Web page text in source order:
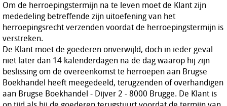
Om de herroepingstermijn na te leven moet de Klant zijn
mededeling betreffende zijn uitoefening van het
herroepingsrecht verzenden voordat de herroepingstermijn is
verstreken.
De Klant moet de goederen onverwijld, doch in ieder geval
niet later dan 14 kalenderdagen na de dag waarop hij zijn
beslissing om de overeenkomst te herroepen aan Brugse
Boekhandel heeft meegedeeld, terugzenden of overhandigen
aan Brugse Boekhandel - Dijver 2 - 8000 Brugge. De Klant is